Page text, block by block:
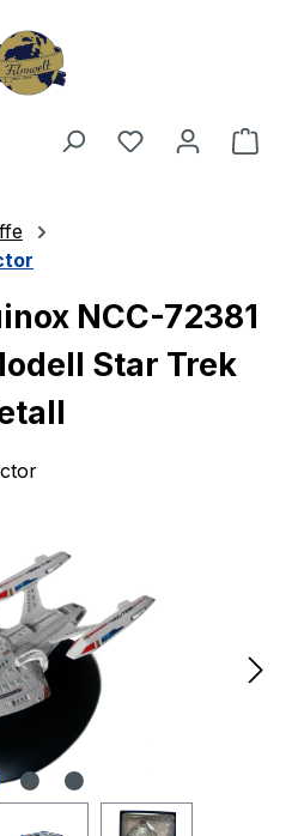
Du hast 0
NCC-72381
Star Trek